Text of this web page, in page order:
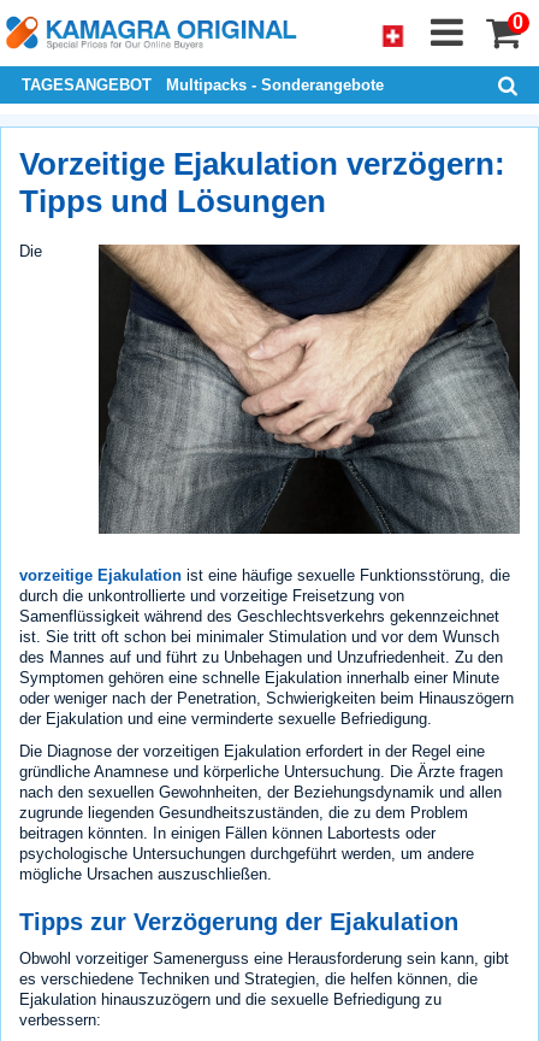
0
TAGESANGEBOT Multipacks - Sonderangebote
Vorzeitige Ejakulation verzögern:
Tipps und Lösungen
Die
vorzeitige Ejakulation ist eine häufige sexuelle Funktionsstörung, die
durch die unkontrollierte und vorzeitige Freisetzung von
Samenflüssigkeit während des Geschlechtsverkehrs gekennzeichnet
ist. Sie tritt oft schon bei minimaler Stimulation und vor dem Wunsch
des Mannes auf und führt zu Unbehagen und Unzufriedenheit. Zu den
Symptomen gehören eine schnelle Ejakulation innerhalb einer Minute
oder weniger nach der Penetration, Schwierigkeiten beim Hinauszögern
der Ejakulation und eine verminderte sexuelle Befriedigung.
Die Diagnose der vorzeitigen Ejakulation erfordert in der Regel eine
gründliche Anamnese und körperliche Untersuchung. Die Ärzte fragen
nach den sexuellen Gewohnheiten, der Beziehungsdynamik und allen
zugrunde liegenden Gesundheitszuständen, die zu dem Problem
beitragen könnten. In einigen Fällen können Labortests oder
psychologische Untersuchungen durchgeführt werden, um andere
mögliche Ursachen auszuschließen.
Tipps zur Verzögerung der Ejakulation
Obwohl vorzeitiger Samenerguss eine Herausforderung sein kann, gibt
es verschiedene Techniken und Strategien, die helfen können, die
Ejakulation hinauszuzögern und die sexuelle Befriedigung zu
verbessern: